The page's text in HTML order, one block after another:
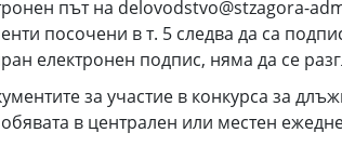
път на delovodstvo@stzagora-
посочени в т. 5 следва да са
електронен подпис, няма да се
за участие в конкурса за
в централен или местен